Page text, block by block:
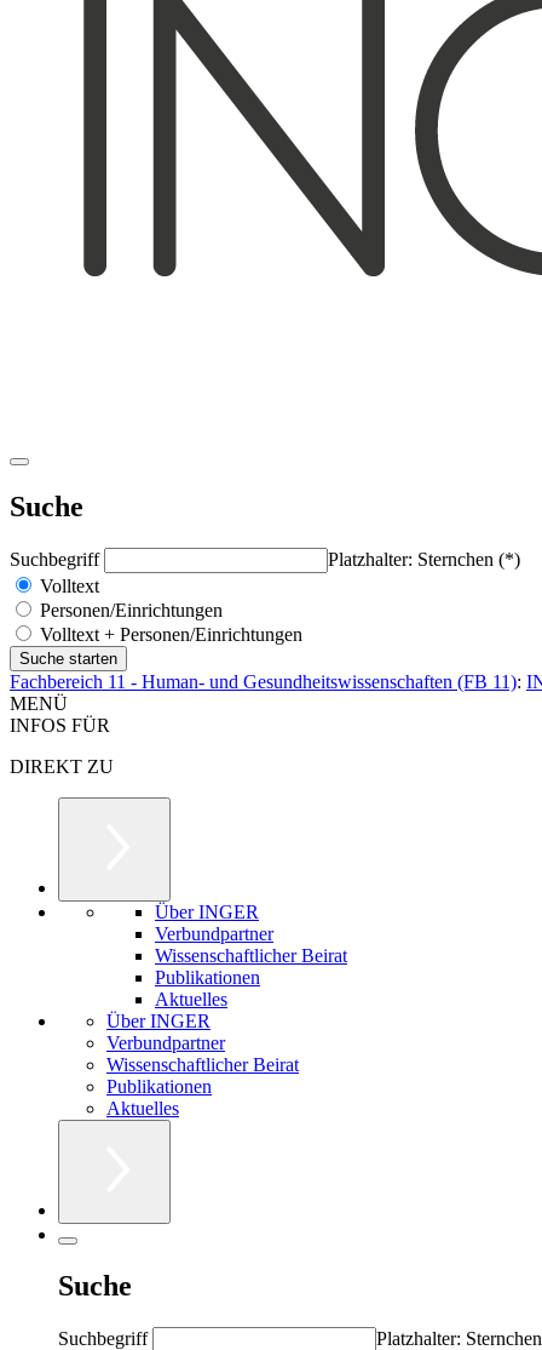
Suche
Suchbegriff
Platzhalter: Sternchen (*)
Volltext
Personen/Einrichtungen
Volltext + Personen/Einrichtungen
Fachbereich 11 - Human- und Gesundheitswissenschaften (FB 11):
MENÜ
INFOS FÜR
DIREKT ZU
Über INGER
Verbundpartner
Wissenschaftlicher Beirat
Publikationen
Aktuelles
Über INGER
Verbundpartner
Wissenschaftlicher Beirat
Publikationen
Aktuelles
Suche
Suchbegriff
Platzhalter: